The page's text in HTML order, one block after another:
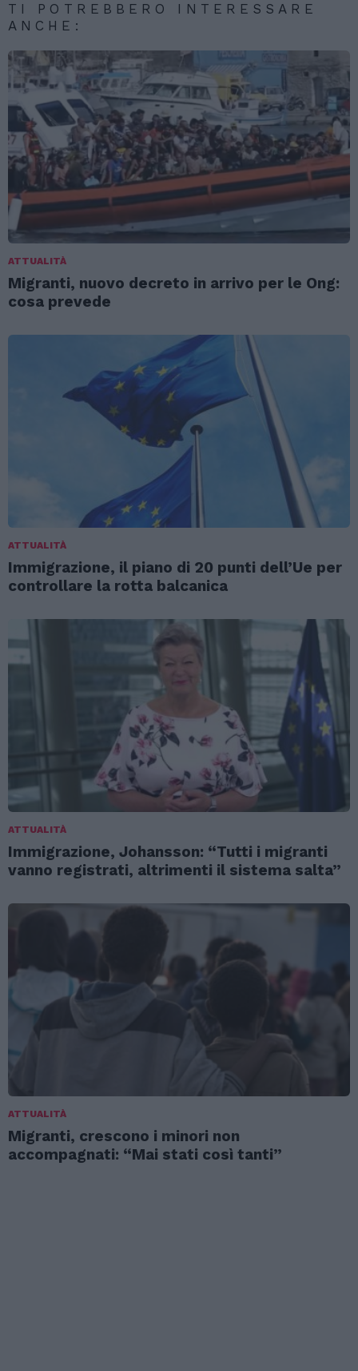
TI POTREBBERO INTERESSARE
ANCHE:
ATTUALITÀ
Migranti, nuovo decreto in arrivo per le Ong:
cosa prevede
ATTUALITÀ
Immigrazione, il piano di 20 punti dell’Ue per
controllare la rotta balcanica
ATTUALITÀ
Immigrazione, Johansson: “Tutti i migranti
vanno registrati, altrimenti il sistema salta”
ATTUALITÀ
Migranti, crescono i minori non
accompagnati: “Mai stati così tanti”